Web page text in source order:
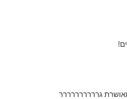
גרררררררררר